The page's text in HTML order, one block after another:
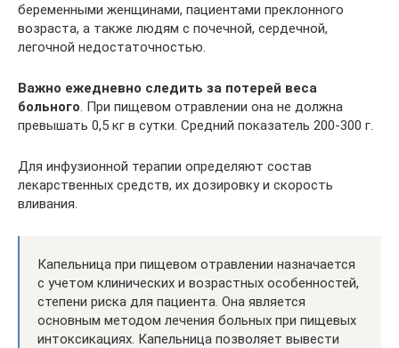
беременными женщинами, пациентами преклонного
возраста, а также людям с почечной, сердечной,
легочной недостаточностью.
Важно ежедневно следить за потерей веса
больного . При пищевом отравлении она не должна
превышать 0,5 кг в сутки. Средний показатель 200-300 г.
Для инфузионной терапии определяют состав
лекарственных средств, их дозировку и скорость
вливания.
Капельница при пищевом отравлении назначается
с учетом клинических и возрастных особенностей,
степени риска для пациента. Она является
основным методом лечения больных при пищевых
интоксикациях. Капельница позволяет вывести